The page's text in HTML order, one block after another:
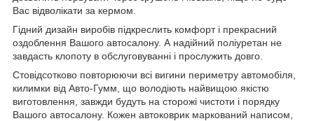
Вас відволікати за кермом.
Гідний дизайн виробів підкреслить комфорт і прекрасний
оздоблення Вашого автосалону. А надійний поліуретан не
завдасть клопоту в обслуговуванні і прослужить довго.
Стовідсотково повторюючи всі вигини периметру автомобіля,
килимки від Авто-Гумм, що володіють найвищою якістю
виготовлення, завжди будуть на сторожі чистоти і порядку
Вашого автосалону. Кожен автоковрик маркований написом,